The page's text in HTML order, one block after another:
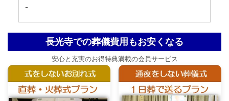
-
長光寺での葬儀費用もお安くなる
安心と充実のお得特典満載の会員サービス